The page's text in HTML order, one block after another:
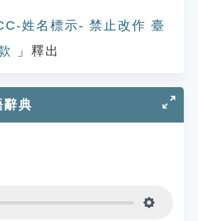
姓名標示- 禁止改作 臺
」釋出
辭典